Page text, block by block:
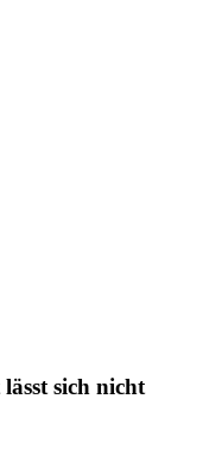
sich nicht